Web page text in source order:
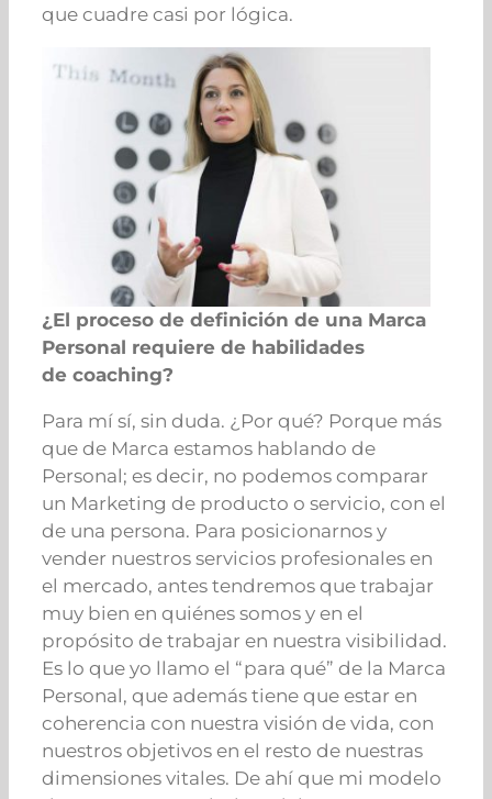
que cuadre casi por lógica.
¿El proceso de definición de una Marca
Personal requiere de habilidades
de coaching?
Para mí sí, sin duda. ¿Por qué? Porque más
que de Marca estamos hablando de
Personal; es decir, no podemos comparar
un Marketing de producto o servicio, con el
de una persona. Para posicionarnos y
vender nuestros servicios profesionales en
el mercado, antes tendremos que trabajar
muy bien en quiénes somos y en el
propósito de trabajar en nuestra visibilidad.
Es lo que yo llamo el “para qué” de la Marca
Personal, que además tiene que estar en
coherencia con nuestra visión de vida, con
nuestros objetivos en el resto de nuestras
dimensiones vitales. De ahí que mi modelo